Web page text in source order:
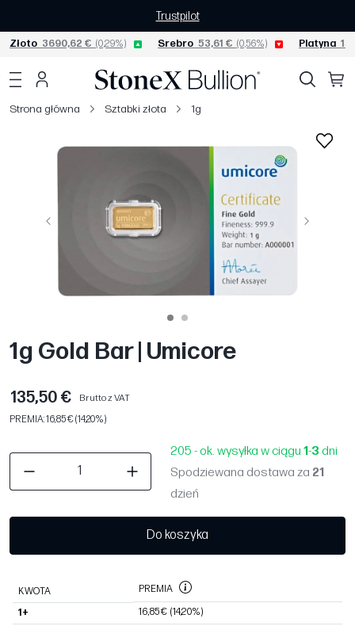
Trustpilot
Złoto 3690,62 € (0,29%) Srebro 53,61 € (0,56%) Platyna
Strona główna Sztabki złota 1g
Poprzedni Następny
1g Gold Bar | Umicore
135,50 €
Brutto z VAT
PREMIA: 16,85 € (14,20%)
205 - ok. wysyłka w ciągu 1-3 dni
Spodziewana dostawa za 21
dzień
Do koszyka
KWOTA PREMIA
1+ 16,85 € (14,20%)